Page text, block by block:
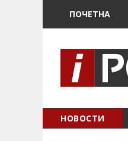
ПОЧЕТНА
НОВОСТИ